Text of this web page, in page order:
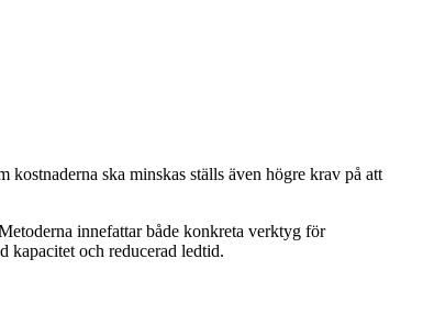
ska minskas ställs även högre krav på att
innefattar både konkreta verktyg för
kapacitet och reducerad ledtid.